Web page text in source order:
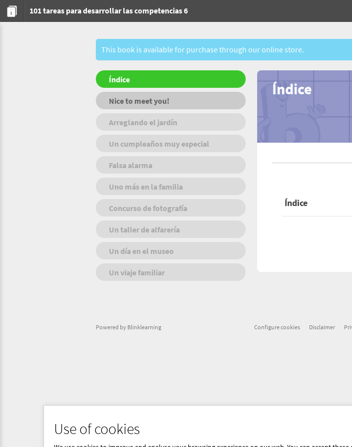
Use of cookies
101 tareas para desarrollar las competencias 6
This book is available for purchase through our online store.
Índice
Nice to meet you!
Arreglando el jardín
Un cumpleaños muy especial
Falsa alarma
Uno más en la familia
Concurso de fotografía
Un taller de alfarería
Un día en el museo
Un viaje familiar
Índice
Índice
Powered by Blinklearning Configure cookies Disclaimer